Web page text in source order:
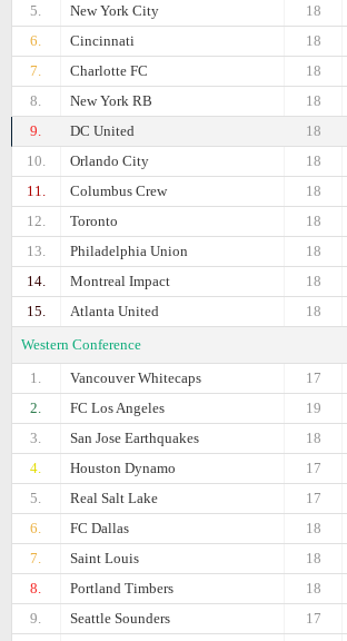
5.
New York City
18
6.
Cincinnati
18
7.
Charlotte FC
18
8.
New York RB
18
9.
DC United
18
10.
Orlando City
18
11.
Columbus Crew
18
12.
Toronto
18
13.
Philadelphia Union
18
14.
Montreal Impact
18
15.
Atlanta United
18
Western Conference
1.
Vancouver Whitecaps
17
2.
FC Los Angeles
19
3.
San Jose Earthquakes
18
4.
Houston Dynamo
17
5.
Real Salt Lake
17
6.
FC Dallas
18
7.
Saint Louis
18
8.
Portland Timbers
18
9.
Seattle Sounders
17